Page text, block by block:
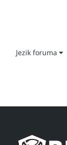
Jezik foruma